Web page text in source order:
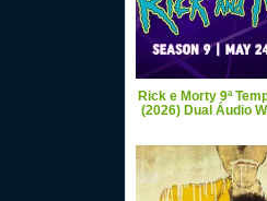
Rick e Morty 9ª
(2026) Dual Áudio